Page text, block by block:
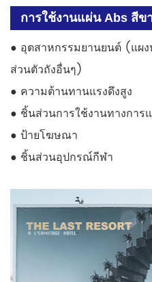
การใช้งานแผ่น Abs สีข
● อุตสาหกรรมยานยนต์ (แผ
ส่วนตัวถังอื่นๆ)
● ความต้านทานแรงดึงสูง
● ชิ้นส่วนการใช้งานทางการ
● ป้ายโฆษณา
● ชิ้นส่วนอุปกรณ์กีฬา